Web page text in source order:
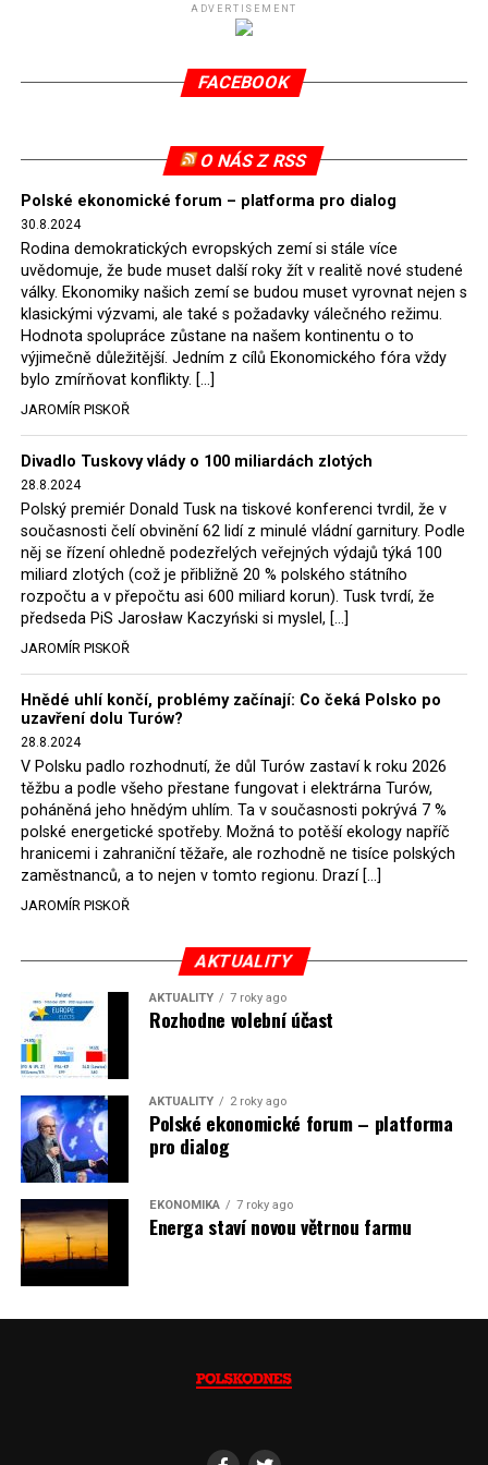
(SDEU) v souvislosti se stížnostmi českých samospráv
verdiktem španělské soudkyně Rosario Silva de Lapureta
tomuto rozhodnutí nevyhověla, proto na žádost
2022, než byl tento případ z důvodu uzavření dohody
Polska s Českou republikou o odstranění příčin sporu o
důl Turów vymazán z rejstříku tribunálu. Celkem si
Polsko nechalo z přiznaných evropských fondů odečíst
asi 70 milionů eur na pokutách a 45 milionů eur
zaplatilo jako odškodnění České republice – ale jak důl,
tak elektrárna nadále fungovaly. Už tehdy zástupci
tehdejší opozice a dnes vládnoucí koalice, jako
místopředseda Občanské platformy (PO) Rafał
Hołownia, přímo řekli, že by se polská vláda měla
tomuto rozhodnutí podřídit.
Rozhodnutí polského ministra spravedlnosti jistě potěší
německé, české a polské ekology, ale i těžaře. Je těžké si
představit, že by o takové věci rozhodoval sám ministr
Bodnar. Musel získat politický souhlas vládnoucí koalice.
Stále jsou totiž platné argumenty Morawieckého vlády,
že důl i elektrárna jsou – kromě zabezpečování cca 7 %
polského energetického mixu – klíčovými podniky, spolu
se svými dceřinými společnostmi zaměstnávají cca pět
tisíc lidí. Navíc s činností dolu a elektrárny nepřímo
souvisí dalších několik desítek tisíc pracovních míst v
regionu. Zelená politika ale opět zvítězila.
Rozhodnutí polského ministra spravedlnosti jistě potěší
německé, české a polské ekology, kteří žalobu u
správního soudu podali, ale také německé a české
možná vozit své hnědé uhlí. ČEZ bude také spokojen –
škrtnutím 7 % elektřiny znamená totiž pro Polsko zcela
neplánované a nečekané skokové zvýšení závislosti na
dovozu elektřiny už od roku 2027.
(psáno pro info.cz)
ADVERTISEMENT
FACEBOOK
O NÁS Z RSS
Polské ekonomické forum – platforma pro dialog
30.8.2024
Rodina demokratických evropských zemí si stále více
uvědomuje, že bude muset další roky žít v realitě nové studené
války. Ekonomiky našich zemí se budou muset vyrovnat nejen s
klasickými výzvami, ale také s požadavky válečného režimu.
Hodnota spolupráce zůstane na našem kontinentu o to
výjimečně důležitější. Jedním z cílů Ekonomického fóra vždy
bylo zmírňovat konflikty. […]
JAROMÍR PISKOŘ
Divadlo Tuskovy vlády o 100 miliardách zlotých
28.8.2024
Polský premiér Donald Tusk na tiskové konferenci tvrdil, že v
současnosti čelí obvinění 62 lidí z minulé vládní garnitury. Podle
něj se řízení ohledně podezřelých veřejných výdajů týká 100
miliard zlotých (což je přibližně 20 % polského státního
rozpočtu a v přepočtu asi 600 miliard korun). Tusk tvrdí, že
předseda PiS Jarosław Kaczyński si myslel, […]
JAROMÍR PISKOŘ
Hnědé uhlí končí, problémy začínají: Co čeká Polsko po
uzavření dolu Turów?
28.8.2024
V Polsku padlo rozhodnutí, že důl Turów zastaví k roku 2026
těžbu a podle všeho přestane fungovat i elektrárna Turów,
poháněná jeho hnědým uhlím. Ta v současnosti pokrývá 7 %
polské energetické spotřeby. Možná to potěší ekology napříč
hranicemi i zahraniční těžaře, ale rozhodně ne tisíce polských
zaměstnanců, a to nejen v tomto regionu. Drazí […]
JAROMÍR PISKOŘ
AKTUALITY
AKTUALITY 7 roky ago
Rozhodne volební účast
AKTUALITY 2 roky ago
Polské ekonomické forum – platforma
pro dialog
EKONOMIKA 7 roky ago
Energa staví novou větrnou farmu